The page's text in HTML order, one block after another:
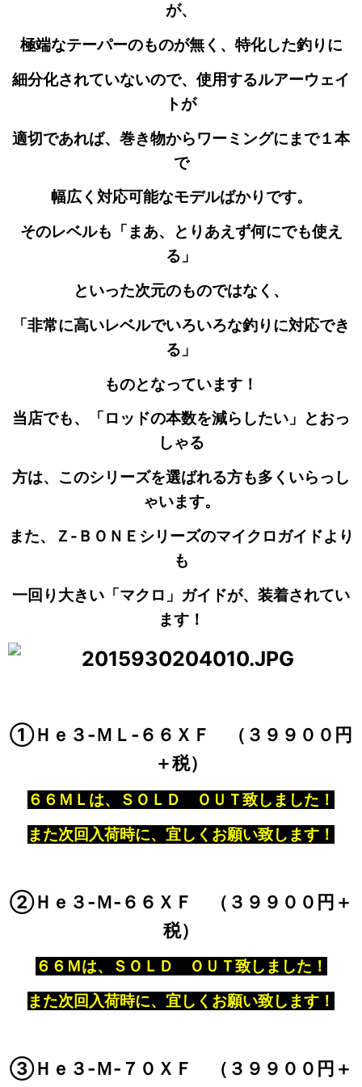
が、
極端なテーパーのものが無く、特化した釣りに
細分化されていないので、使用するルアーウェイ
トが
適切であれば、巻き物からワーミングにまで１本
で
幅広く対応可能なモデルばかりです。
そのレベルも 「まあ、とりあえず何にでも使え
る」
といった次元のものではなく、
「非常に高いレベルでいろいろな釣りに対応でき
る」
ものとなっています！
当店でも、「ロッドの本数を減らしたい」とおっ
しゃる
方は、このシリーズを選ばれる方も多くいらっし
ゃいます。
また、Ｚ-ＢＯＮＥシリーズのマイクロガイドより
も
一回り大きい「マクロ」ガイドが、装着されてい
ます！
①Ｈｅ３‐ＭＬ‐６６ＸＦ （３９９００円
＋税）
６６ＭＬは、ＳＯＬＤ ＯＵＴ致しました！
また次回入荷時に、宜しくお願い致します！
②Ｈｅ３‐Ｍ‐６６ＸＦ （３９９００円＋
税）
６６Ｍは、ＳＯＬＤ ＯＵＴ致しました！
また次回入荷時に、宜しくお願い致します！
③Ｈｅ３‐Ｍ‐７０ＸＦ （３９９００円＋